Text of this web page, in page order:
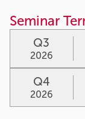
Seminar
Q3
2026
Q4
2026